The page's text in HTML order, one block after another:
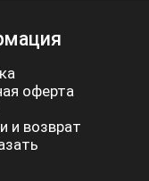
оферта
и возврат